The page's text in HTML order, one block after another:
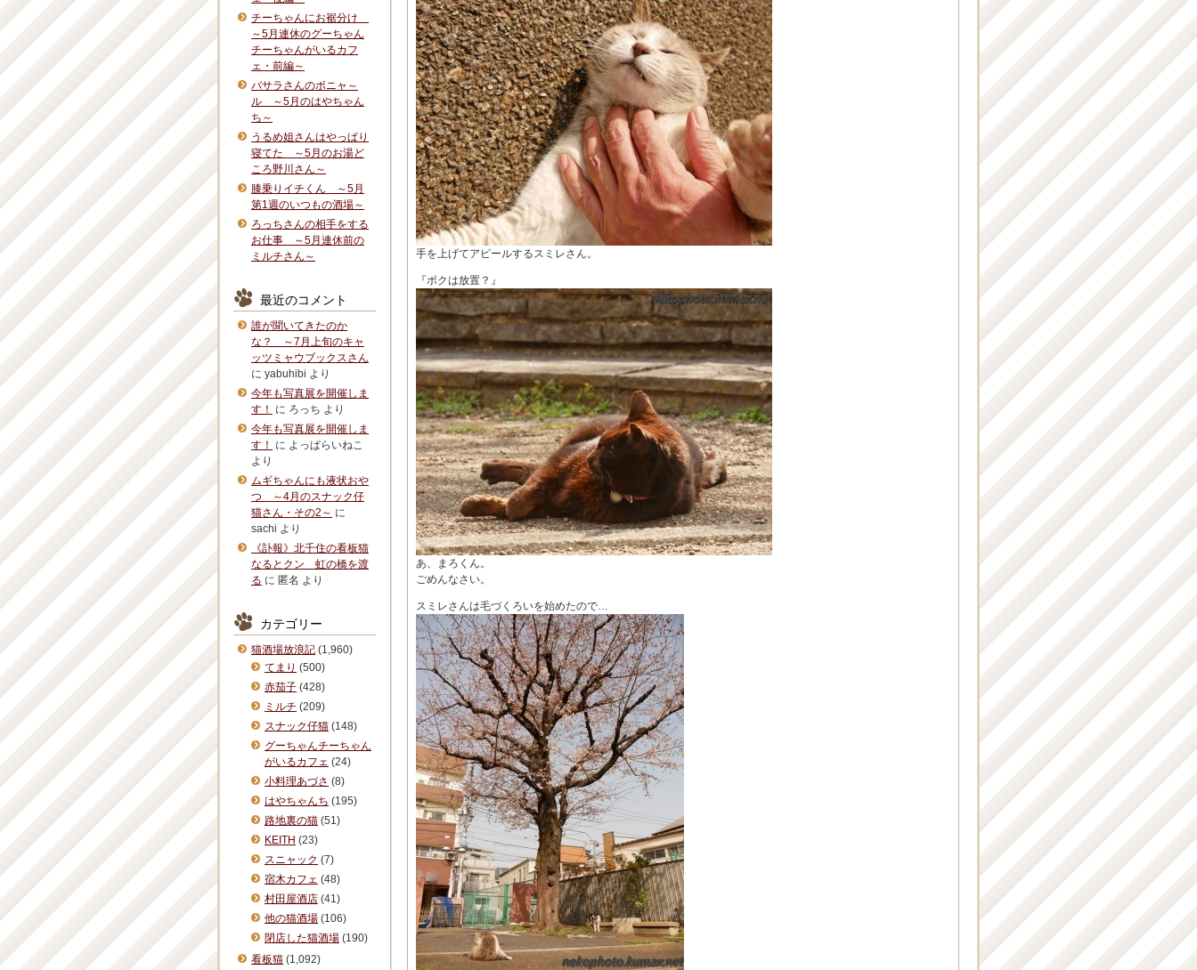
手を上げてアピールするスミレさん。
『ボクは放置？』
あ、まろくん。
ごめんなさい。
スミレさんは毛づくろいを始めたので…
チーちゃんにお裾分け
～5月連休のグーちゃん
チーちゃんがいるカフ
ェ・前編～
バサラさんのボニャ～
ル ～5月のはやちゃん
ち～
うるめ姐さんはやっぱり
寝てた ～5月のお湯ど
ころ野川さん～
膝乗りイチくん ～5月
第1週のいつもの酒場～
ろっちさんの相手をする
お仕事 ～5月連休前の
ミルチさん～
最近のコメント
誰が聞いてきたのか
な？ ～7月上旬のキャ
ッツミャウブックスさん
に yabuhibi より
今年も写真展を開催しま
す！
に ろっち より
今年も写真展を開催しま
す！
に よっぱらいねこ
より
ムギちゃんにも液状おや
つ ～4月のスナック仔
猫さん・その2～ に
sachi より
《訃報》北千住の看板猫
なるとクン 虹の橋を渡
る に 匿名 より
カテゴリー
猫酒場放浪記 (1,960)
てまり (500)
赤茄子 (428)
ミルチ (209)
スナック仔猫 (148)
グーちゃんチーちゃん
がいるカフェ (24)
小料理あづさ (8)
はやちゃんち (195)
路地裏の猫 (51)
KEITH (23)
スニャック (7)
宿木カフェ (48)
村田屋酒店 (41)
他の猫酒場 (106)
閉店した猫酒場 (190)
看板猫 (1,092)